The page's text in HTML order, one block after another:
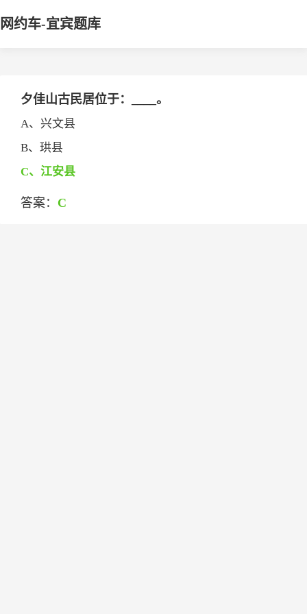
网约车-宜宾题库
夕佳山古民居位于：____。
A、兴文县
B、珙县
C、江安县
答案： C